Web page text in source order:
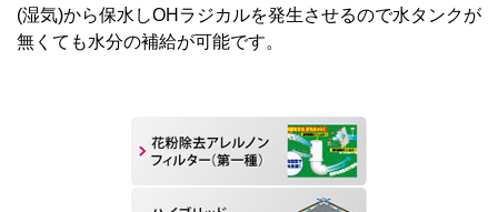
(湿気)から保水しOHラジカルを発生させるので水タンクが
無くても水分の補給が可能です。